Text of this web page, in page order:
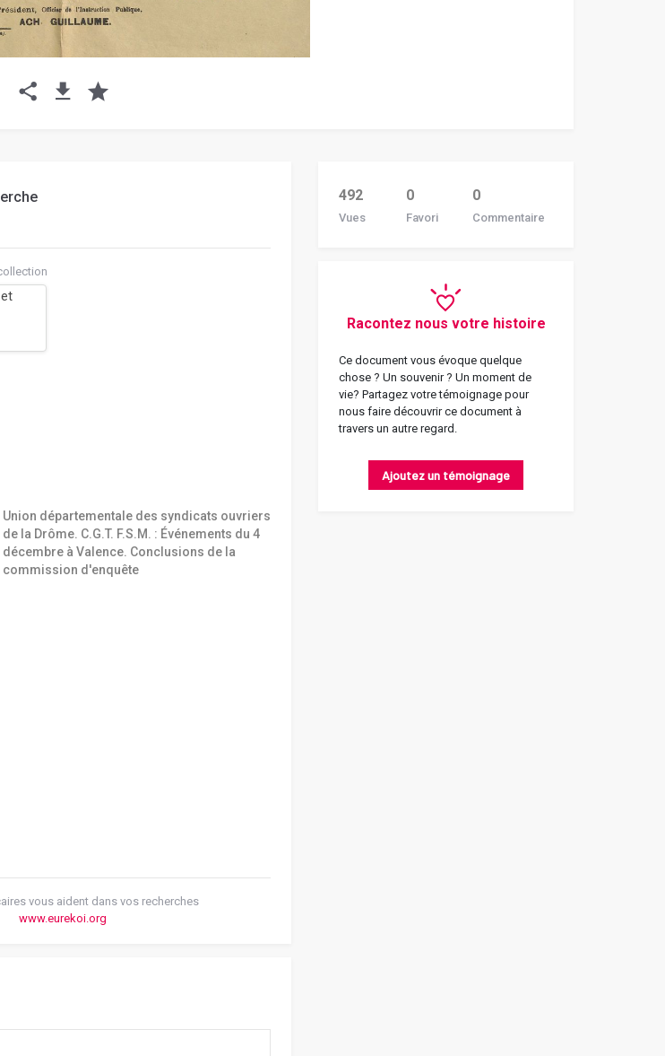
Union départementale des syndicats ouvriers
de la Drôme. C.G.T. F.S.M. : Événements du 4
décembre à Valence. Conclusions de la
commission d'enquête
vous aident dans vos recherches
www.eurekoi.org
492
Vues
0
Favori
0
Commentaire
Racontez nous votre histoire
Ce document vous évoque quelque
chose ? Un souvenir ? Un moment de
vie? Partagez votre témoignage pour
nous faire découvrir ce document à
travers un autre regard.
Ajoutez un témoignage